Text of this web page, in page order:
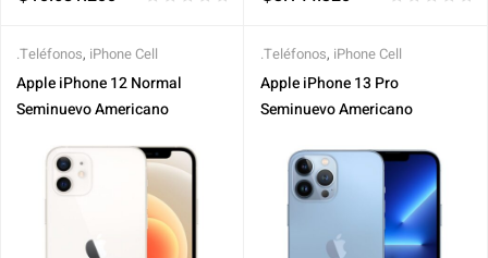
.Teléfonos, iPhone Cell
Apple iPhone 12 Normal
Seminuevo Americano
.Teléfonos, iPhone Cell
Apple iPhone 13 Pro
Seminuevo Americano